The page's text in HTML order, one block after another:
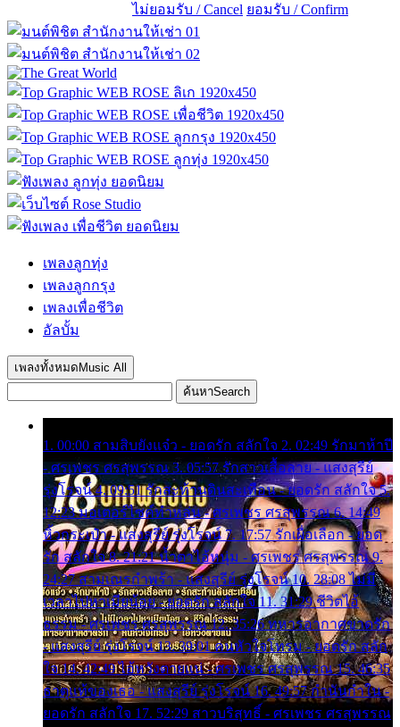
ไม่ยอมรับ / Cancel ยอมรับ / Confirm
เพลงลูกทุ่ง
เพลงลูกกรุง
เพลงเพื่อชีวิต
อัลบั้ม
เพลงทั้งหมด Music All
ค้นหาSearch
1. 00:00 สามสิบยังแจ๋ว - ยอดรัก สลักใจ 2. 02:49 รักมาห้าปี
- ศรเพชร ศรสุพรรณ 3. 05:57 รักสาวเสื้อลาย - แสงสุรีย์
รุ่งโรจน์ 4. 09:51 รักสะท้านดินสะเทือน - ยอดรัก สลักใจ 5.
12:23 มอเตอร์ไซค์ทำหล่น - ศรเพชร ศรสุพรรณ 6. 14:49
หิ้วกระเป๋า - แสงสุรีย์ รุ่งโรจน์ 7. 17:57 รักเผื่อเลือก - ยอด
รัก สลักใจ 8. 21:21 น้ำตาไอ้หนุ่ม - ศรเพชร ศรสุพรรณ 9.
24:27 สามเณรกำพร้า - แสงสุรีย์ รุ่งโรจน์ 10. 28:08 ไม่มี
เวลาไปหาเมียน้อย - ยอดรัก สลักใจ 11. 31:29 ชีวิตไอ้
ธรรม - ศรเพชร ศรสุพรรณ 12. 35:26 ทหารอากาศขาดรัก
- แสงสุรีย์ รุ่งโรจน์ 13. 39:01 คนหัวใจโทรม - ยอดรัก สลัก
ใจ 14. 42:49 ไอ้หวังตายแน่ - ศรเพชร ศรสุพรรณ 15. 46:35
ธาตุแท้ของเธอ - แสงสุรีย์ รุ่งโรจน์ 16. 49:57 กำนันกำใน -
ยอดรัก สลักใจ 17. 52:29 สาวบริสุทธิ์ - ศรเพชร ศรสุพรรณ